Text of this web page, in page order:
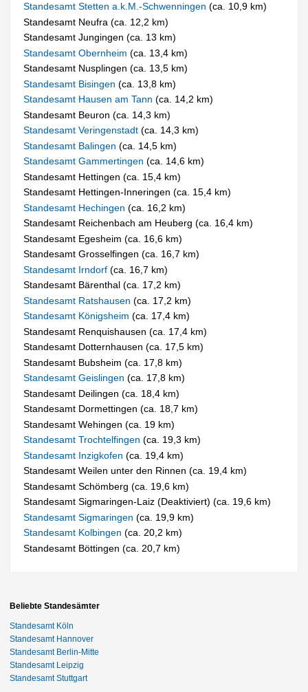
Standesamt Stetten a.k.M.-Schwenningen(ca. 10,9 km)
Standesamt Neufra (ca. 12,2 km)
Standesamt Jungingen (ca. 13 km)
Standesamt Obernheim(ca. 13,4 km)
Standesamt Nusplingen (ca. 13,5 km)
Standesamt Bisingen(ca. 13,8 km)
Standesamt Hausen am Tann(ca. 14,2 km)
Standesamt Beuron (ca. 14,3 km)
Standesamt Veringenstadt(ca. 14,3 km)
Standesamt Balingen(ca. 14,5 km)
Standesamt Gammertingen(ca. 14,6 km)
Standesamt Hettingen (ca. 15,4 km)
Standesamt Hettingen-Inneringen (ca. 15,4 km)
Standesamt Hechingen(ca. 16,2 km)
Standesamt Reichenbach am Heuberg (ca. 16,4 km)
Standesamt Egesheim (ca. 16,6 km)
Standesamt Grosselfingen (ca. 16,7 km)
Standesamt Irndorf(ca. 16,7 km)
Standesamt Bärenthal (ca. 17,2 km)
Standesamt Ratshausen(ca. 17,2 km)
Standesamt Königsheim(ca. 17,4 km)
Standesamt Renquishausen (ca. 17,4 km)
Standesamt Dotternhausen (ca. 17,5 km)
Standesamt Bubsheim (ca. 17,8 km)
Standesamt Geislingen(ca. 17,8 km)
Standesamt Deilingen (ca. 18,4 km)
Standesamt Dormettingen (ca. 18,7 km)
Standesamt Wehingen (ca. 19 km)
Standesamt Trochtelfingen(ca. 19,3 km)
Standesamt Inzigkofen(ca. 19,4 km)
Standesamt Weilen unter den Rinnen (ca. 19,4 km)
Standesamt Schömberg (ca. 19,6 km)
Standesamt Sigmaringen-Laiz (Deaktiviert) (ca. 19,6 km)
Standesamt Sigmaringen(ca. 19,9 km)
Standesamt Kolbingen(ca. 20,2 km)
Standesamt Böttingen (ca. 20,7 km)
Beliebte Standesämter
Standesamt Köln
Standesamt Hannover
Standesamt Berlin-Mitte
Standesamt Leipzig
Standesamt Stuttgart